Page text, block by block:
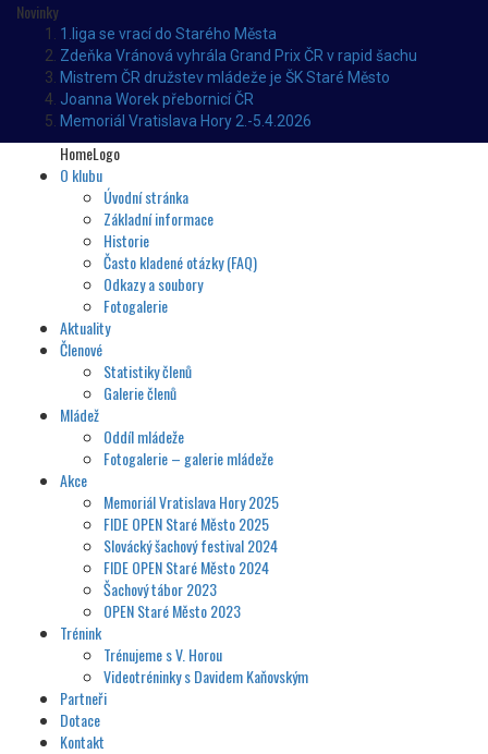
Novinky
1.liga se vrací do Starého Města
Zdeňka Vránová vyhrála Grand Prix ČR v rapid šachu
Mistrem ČR družstev mládeže je ŠK Staré Město
Joanna Worek přebornicí ČR
Memoriál Vratislava Hory 2.-5.4.2026
HomeLogo
O klubu
Úvodní stránka
Základní informace
Historie
Často kladené otázky (FAQ)
Odkazy a soubory
Fotogalerie
Aktuality
Členové
Statistiky členů
Galerie členů
Mládež
Oddíl mládeže
Fotogalerie – galerie mládeže
Akce
Memoriál Vratislava Hory 2025
FIDE OPEN Staré Město 2025
Slovácký šachový festival 2024
FIDE OPEN Staré Město 2024
Šachový tábor 2023
OPEN Staré Město 2023
Trénink
Trénujeme s V. Horou
Videotréninky s Davidem Kaňovským
Partneři
Dotace
Kontakt